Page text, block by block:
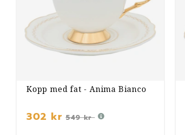
Kopp med fat - Anima Bianco
302 kr 549 kr